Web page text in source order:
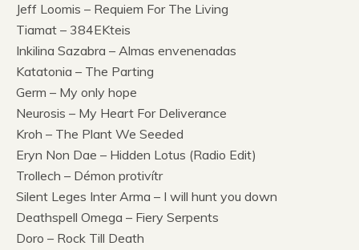
Jeff Loomis – Requiem For The Living
Tiamat – 384EKteis
Inkilina Sazabra – Almas envenenadas
Katatonia – The Parting
Germ – My only hope
Neurosis – My Heart For Deliverance
Kroh – The Plant We Seeded
Eryn Non Dae – Hidden Lotus (Radio Edit)
Trollech – Démon protivítr
Silent Leges Inter Arma – I will hunt you down
Deathspell Omega – Fiery Serpents
Doro – Rock Till Death